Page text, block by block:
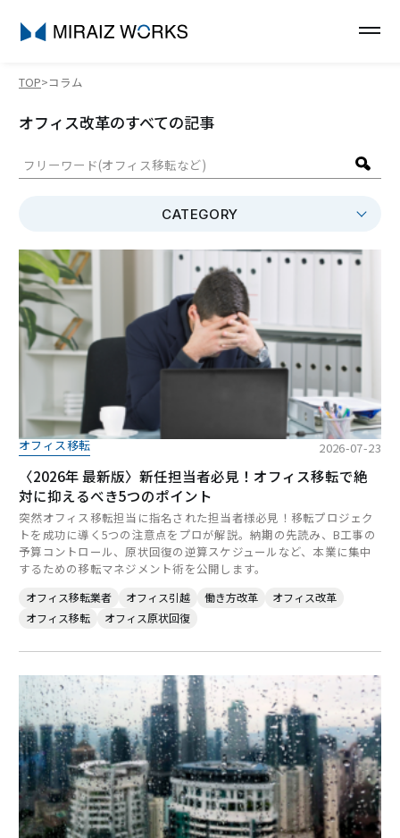
TOP コラム
オフィス改革のすべての記事
CATEGORY
オフィス移転 2026-07-23
〈2026年 最新版〉新任担当者必見！オフィス移転で絶
対に抑えるべき5つのポイント
突然オフィス移転担当に指名された担当者様必見！移転プロジェク
トを成功に導く5つの注意点をプロが解説。納期の先読み、B工事の
予算コントロール、原状回復の逆算スケジュールなど、本業に集中
するための移転マネジメント術を公開します。
オフィス移転業者 オフィス引越 働き方改革
オフィス改革
オフィス移転
オフィス原状回復